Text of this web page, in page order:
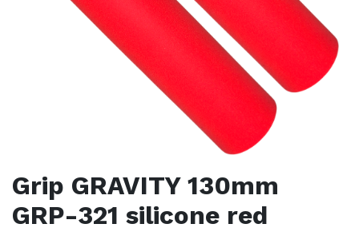
Grip GRAVITY 130mm
GRP-321 silicone red